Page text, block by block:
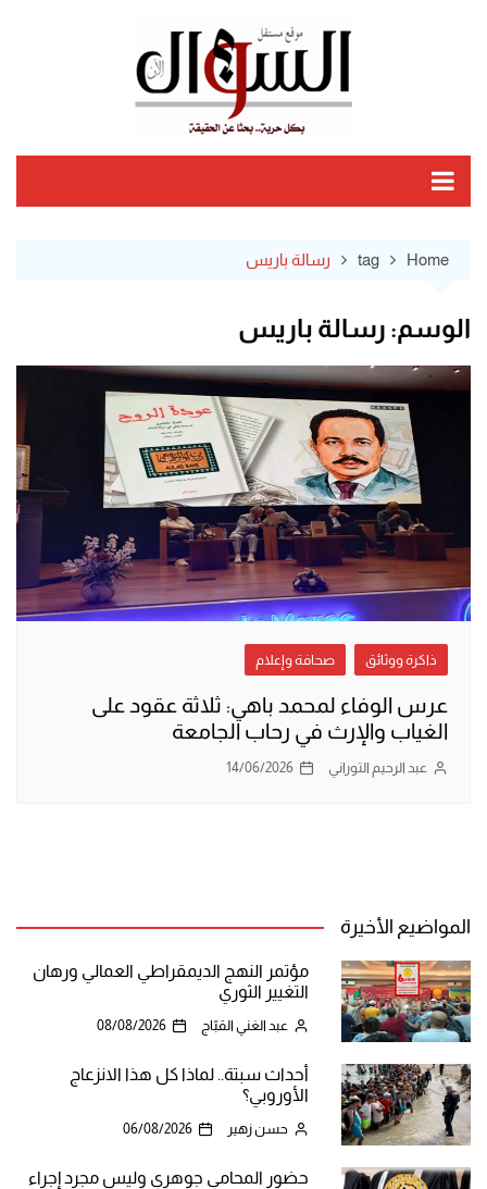
Home
tag رسالة باريس
الوسم: رسالة باريس
ذاكرة ووثائق صحافة وإعلام
عرس الوفاء لمحمد باهي: ثلاثة عقود على
الغياب والإرث في رحاب الجامعة
عبد الرحيم التوراني 14/06/2026
المواضيع الأخيرة
مؤتمر النهج الديمقراطي العمالي ورهان
التغيير الثوري
عبد الغني القبّاج 08/08/2026
أحداث سبتة.. لماذا كل هذا الانزعاج
الأوروبي؟
حسن زهير 06/08/2026
حضور المحامي جوهري وليس مجرد إجراء